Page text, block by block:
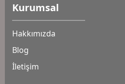
Kurumsal
Hakkımızda
Blog
İletişim